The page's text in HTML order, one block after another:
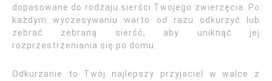
dopasowane do rodzaju sierści Twojego zwierzęcia. Po
każdym wyczesywaniu warto od razu odkurzyć lub
zebrać zebraną sierść, aby uniknąć jej
rozprzestrzeniania się po domu.
Odkurzanie to Twój najlepszy przyjaciel w walce z